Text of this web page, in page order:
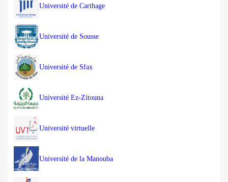
Université de Carthage
Université de Sousse
Université de Sfax
Université Ez-Zitouna
Université virtuelle
Université de la Manouba